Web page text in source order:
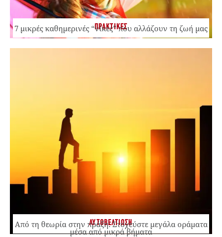
ΠΡΑΚΤΙΚΕΣ
7 μικρές καθημερινές “νίκες” που αλλάζουν τη ζωή μας
ΑΥΤΟΒΕΛΤΙΩΣΗ
Από τη θεωρία στην πράξη: Στοχεύστε μεγάλα οράματα
μέσα από μικρά βήματα